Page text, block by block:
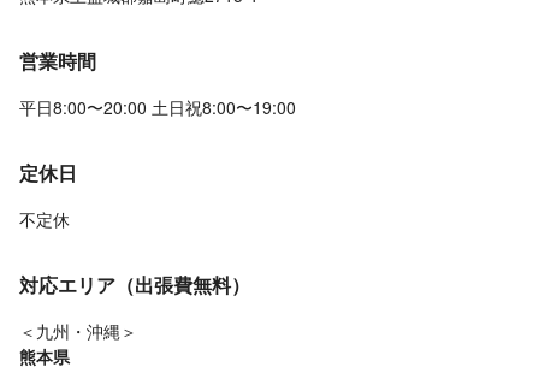
営業時間
平日8:00〜20:00 土日祝8:00〜19:00
定休日
不定休
対応エリア（出張費無料）
＜九州・沖縄＞
熊本県